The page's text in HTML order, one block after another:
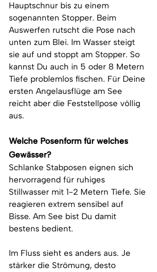
Hauptschnur bis zu einem
sogenannten Stopper. Beim
Auswerfen rutscht die Pose nach
unten zum Blei. Im Wasser steigt
sie auf und stoppt am Stopper. So
kannst Du auch in 5 oder 8 Metern
Tiefe problemlos fischen. Für Deine
ersten Angelausflüge am See
reicht aber die Feststellpose völlig
aus.
Welche Posenform für welches
Gewässer?
Schlanke Stabposen eignen sich
hervorragend für ruhiges
Stillwasser mit 1-2 Metern Tiefe. Sie
reagieren extrem sensibel auf
Bisse. Am See bist Du damit
bestens bedient.
Im Fluss sieht es anders aus. Je
stärker die Strömung, desto